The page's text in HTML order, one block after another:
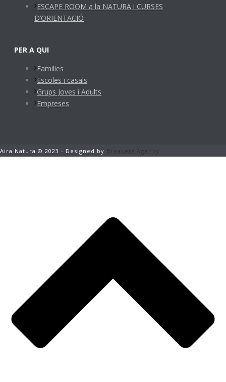
ESCAPE ROOM a la NATURA i CURSES
D’ORIENTACIÓ
PER A QUI
Families
Escoles i casals
Grups Joves i Adults
Empreses
Aira Natura © 2023 - Designed by Breakers Agency